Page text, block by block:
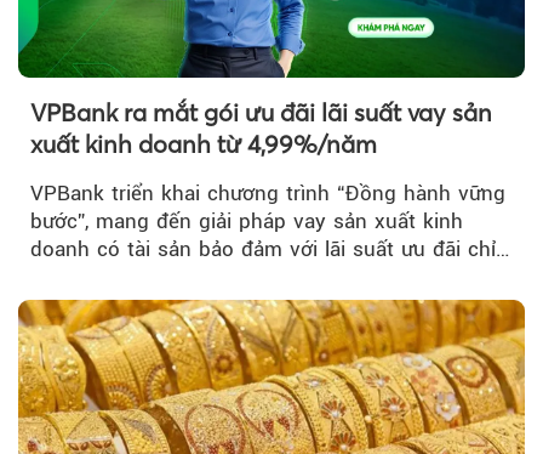
VPBank ra mắt gói ưu đãi lãi suất vay sản
xuất kinh doanh từ 4,99%/năm
VPBank triển khai chương trình “Đồng hành vững
bước”, mang đến giải pháp vay sản xuất kinh
doanh có tài sản bảo đảm với lãi suất ưu đãi chỉ